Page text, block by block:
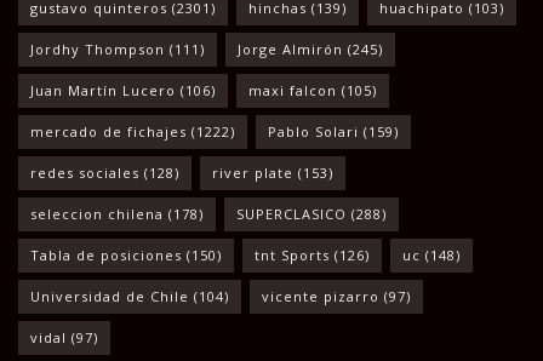
gustavo quinteros (2301) hinchas (139) huachipato (103)
Jordhy Thompson (111) Jorge Almirón (245)
Juan Martín Lucero (106) maxi falcon (105)
mercado de fichajes (1222) Pablo Solari (159)
redes sociales (128) river plate (153)
seleccion chilena (178) SUPERCLASICO (288)
Tabla de posiciones (150) tnt Sports (126) uc (148)
Universidad de Chile (104) vicente pizarro (97)
vidal (97)